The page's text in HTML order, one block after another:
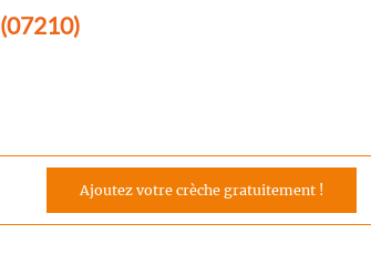
Ajoutez votre crèche gratuitement !